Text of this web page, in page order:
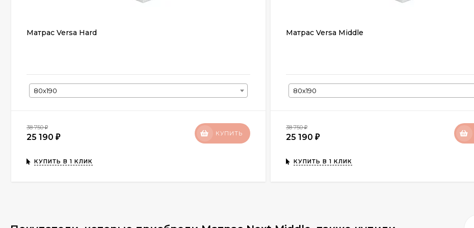
Матрас Versa Hard
80х190
38 750₽
25 190 ₽
КУПИТЬ
КУПИТЬ В 1 КЛИК
Матрас Versa Middle
80х190
38 750₽
25 190 ₽
КУПИТЬ В 1 КЛИК